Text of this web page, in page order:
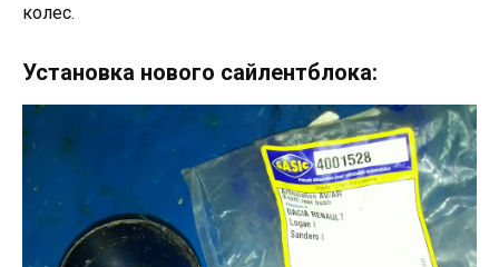
колес.
Установка нового сайлентблока: